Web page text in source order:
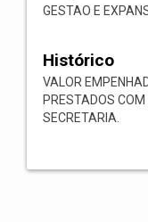
GESTAO E
Histórico
VALOR
PRESTADOS
SECRETARIA.